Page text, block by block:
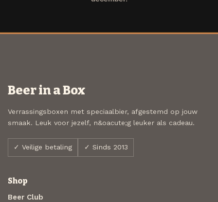
Beer in a Box
Verrassingsboxen met speciaalbier, afgestemd op jouw
smaak. Leuk voor jezelf, n&oacute;g leuker als cadeau.
✓ Veilige betaling ✓ Sinds 2013
Shop
Beer Club